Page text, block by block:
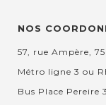
NOS
57, rue Ampère,
Métro ligne 3 ou
Bus Place Pereire